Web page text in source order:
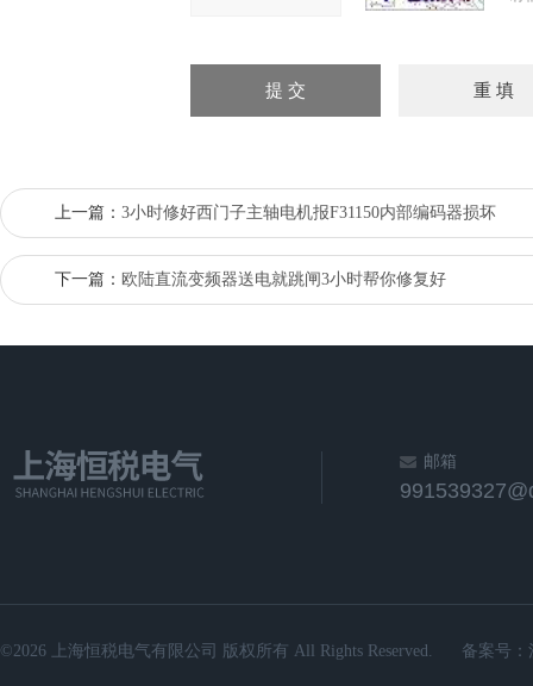
上一篇： 3小时修好西门子主轴电机报F31150内部编码器损坏
下一篇： 欧陆直流变频器送电就跳闸3小时帮你修复好
邮箱
©2026 上海恒税电气有限公司 版权所有 All Rights Reserved. 备案号：